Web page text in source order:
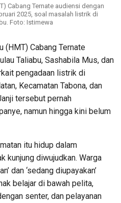
Cabang Ternate audiensi dengan
2025, soal masalah listrik di
Foto: Istimewa
(HMT) Cabang Ternate
Taliabu, Sashabila Mus, dan
pengadaan listrik di
Kecamatan Tabona, dan
tersebut pernah
namun hingga kini belum
itu hidup dalam
kunjung diwujudkan. Warga
dan ‘sedang diupayakan’
belajar di bawah pelita,
senter, dan pelayanan